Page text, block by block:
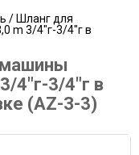
/ Шланг для
m 3/4″г-3/4″г в
4″г-3/4″г в
(AZ-З-3)